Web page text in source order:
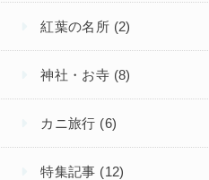
紅葉の名所 (2)
神社・お寺 (8)
カニ旅行 (6)
特集記事 (12)